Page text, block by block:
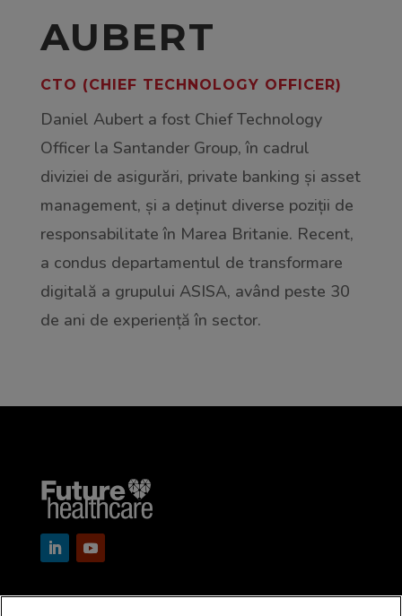
AUBERT
CTO (CHIEF TECHNOLOGY OFFICER)
Daniel Aubert a fost Chief Technology
Officer la Santander Group, în cadrul
diviziei de asigurări, private banking și asset
management, și a deținut diverse poziții de
responsabilitate în Marea Britanie. Recent,
a condus departamentul de transformare
digitală a grupului ASISA, având peste 30
de ani de experiență în sector.